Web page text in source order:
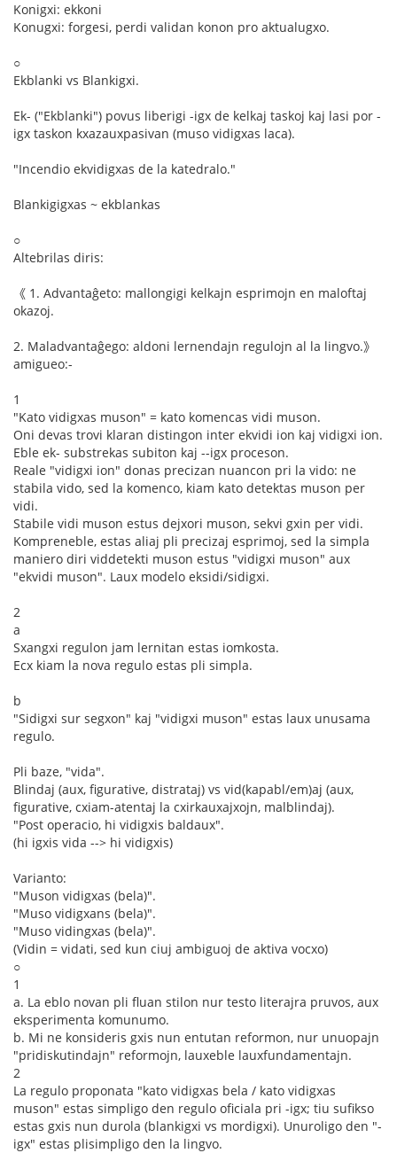
Konigxi: ekkoni
Konugxi: forgesi, perdi validan konon pro aktualugxo.
○
Ekblanki vs Blankigxi.
Ek- ("Ekblanki") povus liberigi -igx de kelkaj taskoj kaj lasi por -
igx taskon kxazauxpasivan (muso vidigxas laca).
"Incendio ekvidigxas de la katedralo."
Blankigigxas ~ ekblankas
○
Altebrilas diris:
《 1. Advantaĝeto: mallongigi kelkajn esprimojn en maloftaj
okazoj.
2. Maladvantaĝego: aldoni lernendajn regulojn al la lingvo.》
amigueo:-
1
"Kato vidigxas muson" = kato komencas vidi muson.
Oni devas trovi klaran distingon inter ekvidi ion kaj vidigxi ion.
Eble ek- substrekas subiton kaj --igx proceson.
Reale "vidigxi ion" donas precizan nuancon pri la vido: ne
stabila vido, sed la komenco, kiam kato detektas muson per
vidi.
Stabile vidi muson estus dejxori muson, sekvi gxin per vidi.
Kompreneble, estas aliaj pli precizaj esprimoj, sed la simpla
maniero diri viddetekti muson estus "vidigxi muson" aux
"ekvidi muson". Laux modelo eksidi/sidigxi.
2
a
Sxangxi regulon jam lernitan estas iomkosta.
Ecx kiam la nova regulo estas pli simpla.
b
"Sidigxi sur segxon" kaj "vidigxi muson" estas laux unusama
regulo.
Pli baze, "vida".
Blindaj (aux, figurative, distrataj) vs vid(kapabl/em)aj (aux,
figurative, cxiam-atentaj la cxirkauxajxojn, malblindaj).
"Post operacio, hi vidigxis baldaux".
(hi igxis vida --> hi vidigxis)
Varianto:
"Muson vidigxas (bela)".
"Muso vidigxans (bela)".
"Muso vidingxas (bela)".
(Vidin = vidati, sed kun ciuj ambiguoj de aktiva vocxo)
○
1
a. La eblo novan pli fluan stilon nur testo literajra pruvos, aux
eksperimenta komunumo.
b. Mi ne konsideris gxis nun entutan reformon, nur unuopajn
"pridiskutindajn" reformojn, lauxeble lauxfundamentajn.
2
La regulo proponata "kato vidigxas bela / kato vidigxas
muson" estas simpligo den regulo oficiala pri -igx; tiu sufikso
estas gxis nun durola (blankigxi vs mordigxi). Unuroligo den "-
igx" estas plisimpligo den la lingvo.